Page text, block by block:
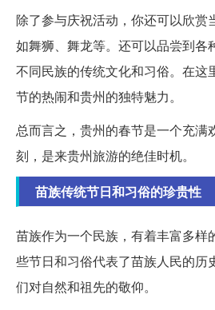
除了参与庆祝活动，你还可以欣赏
如舞狮、舞龙等。还可以品尝到各
不同民族的传统文化和习俗。在这
节的热闹和贵州的独特魅力。
总而言之，贵州的春节是一个充满
刻，是来贵州旅游的绝佳时机。
苗族传统节日和习俗的珍贵性
苗族作为一个民族，有着丰富多样
些节日和习俗代表了苗族人民的历
们对自然和祖先的敬仰。